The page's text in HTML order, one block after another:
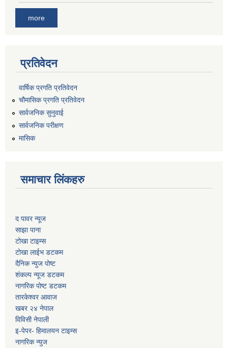
more
प्रतिवेदन
वार्षिक प्रगति प्रतिवेदन
चौमासिक प्रगति प्रतिवेदन
सार्वजनिक सुनुवाई
सार्वजनिक परीक्षण
मासिक
समाचार लिंकहरु
द पावर न्यूज
साझा पाना
टोखा टाइम्स
टोखा लाईभ डटकम
दैनिक न्युज पोष्ट
शंकल्प न्यूज डटकम
नागरिक पोष्ट डटकम
तारकेश्वर आवाज
खबर २४ नेपाल
विविसी नेपाली
इ-पेपर- हिमालयन टाइम्स
नागरिक न्युज